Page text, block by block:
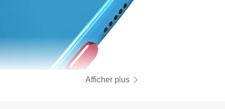
Afficher plus